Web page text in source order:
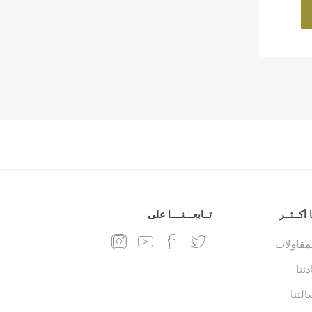
أكــثــر تــابعـــنــــا على